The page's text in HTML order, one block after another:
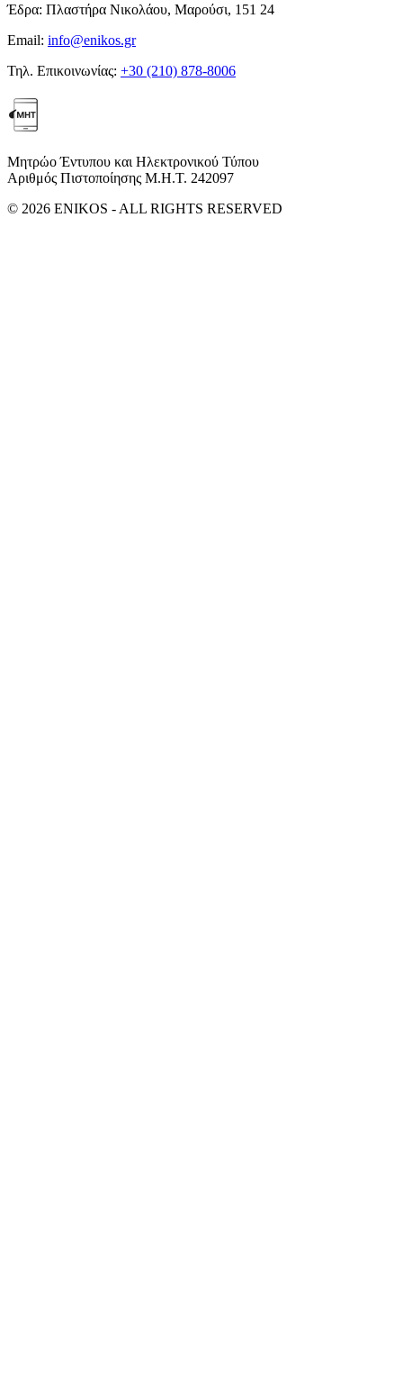
Έδρα: Πλαστήρα Νικολάου, Μαρούσι, 151 24
Email: info@enikos.gr
Τηλ. Επικοινωνίας: +30 (210) 878-8006
Μητρώο Έντυπου και Ηλεκτρονικού Τύπου
Αριθμός Πιστοποίησης Μ.Η.Τ. 242097
© 2026 ENIKOS - ALL RIGHTS RESERVED